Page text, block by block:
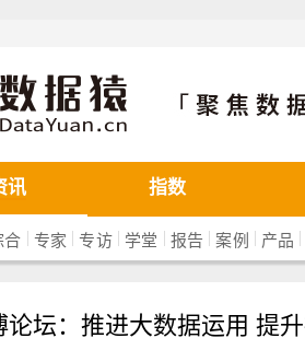
讯 指数
合 | 专家 |专访| 学堂 | 报告 | 案例 | 产品 |
论坛：推进大数据运用 提